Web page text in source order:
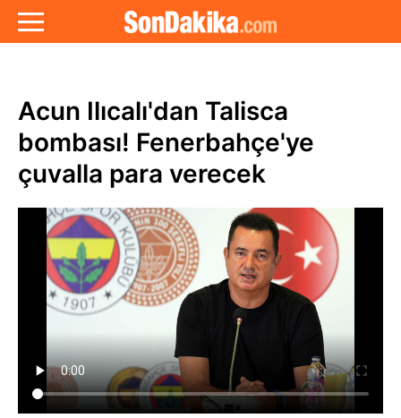
Acun Ilıcalı'dan Talisca
bombası! Fenerbahçe'ye
çuvalla para verecek